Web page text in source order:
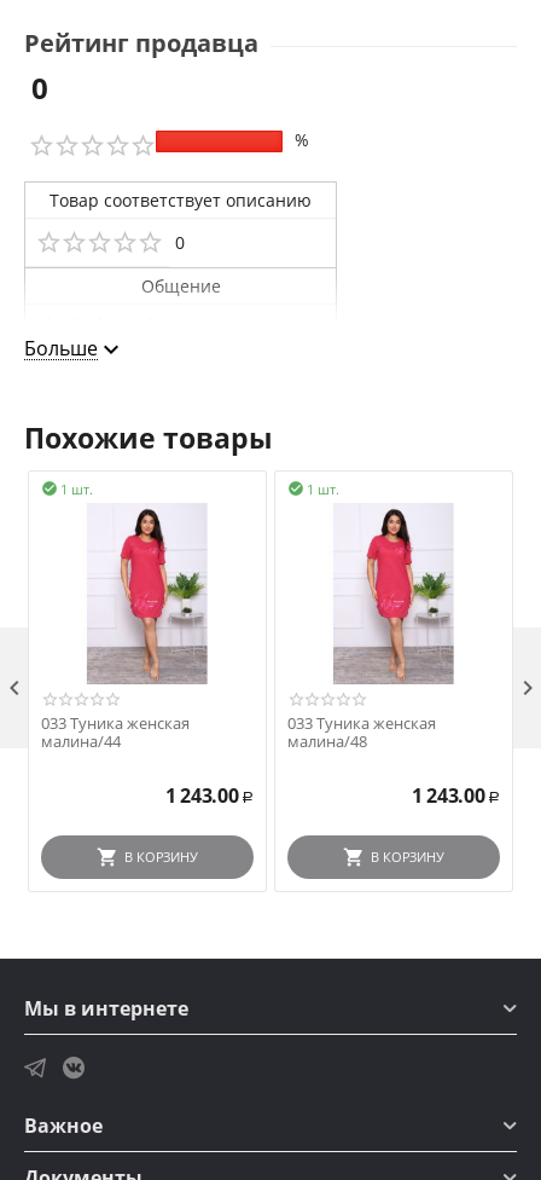
Рейтинг продавца
0
%
Товар соответствует описанию
0
Общение
Больше
Похожие товары
1 шт.

033 Туника женская
малина/44
1 243.00 Р
В КОРЗИНУ
1 шт.

033 Туника женская
малина/48
1 243.00 Р
В КОРЗИНУ
 
Мы в интернете
Важное